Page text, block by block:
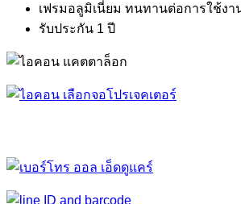
เฟรมอลูมิเนี่ยม ทนทานต่อการใช้งา
รับประกัน 1 ปี